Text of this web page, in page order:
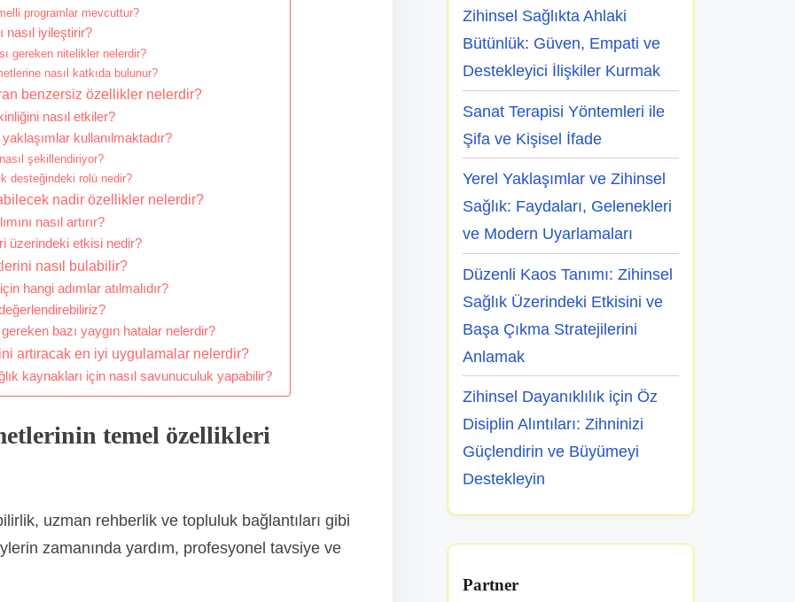
programlar mevcuttur?
nasıl iyileştirir?
gereken nitelikler nelerdir?
nasıl katkıda bulunur?
benzersiz özellikler nelerdir?
nasıl etkiler?
kullanılmaktadır?
şekillendiriyor?
desteğindeki rolü nedir?
nadir özellikler nelerdir?
nasıl artırır?
üzerindeki etkisi nedir?
nasıl bulabilir?
hangi adımlar atılmalıdır?
bazı yaygın hatalar nelerdir?
artıracak en iyi uygulamalar nelerdir?
kaynakları için nasıl savunuculuk yapabilir?
temel özellikleri
uzman rehberlik ve topluluk bağlantıları gibi
zamanında yardım, profesyonel tavsiye ve
Zihinsel Sağlıkta Ahlaki
Bütünlük: Güven, Empati ve
Destekleyici İlişkiler Kurmak
Sanat Terapisi Yöntemleri ile
Şifa ve Kişisel İfade
Yerel Yaklaşımlar ve Zihinsel
Sağlık: Faydaları, Gelenekleri
ve Modern Uyarlamaları
Düzenli Kaos Tanımı: Zihinsel
Sağlık Üzerindeki Etkisini ve
Başa Çıkma Stratejilerini
Anlamak
Zihinsel Dayanıklılık için Öz
Disiplin Alıntıları: Zihninizi
Güçlendirin ve Büyümeyi
Destekleyin
Partner